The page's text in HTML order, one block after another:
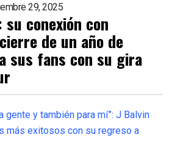
29, 2025
conexión con
de un año de
sus fans con su gira